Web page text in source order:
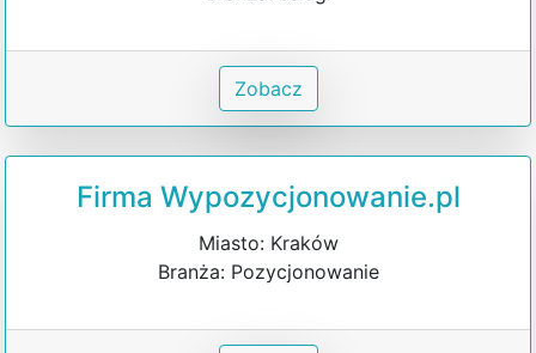
Zobacz
Firma Wypozycjonowanie.pl
Miasto: Kraków
Branża: Pozycjonowanie